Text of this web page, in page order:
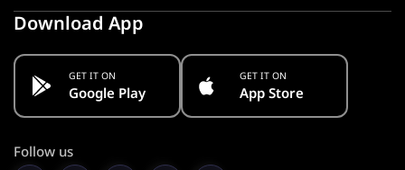
Download App
GET IT ON
Google Play
GET IT ON
App Store
Follow us